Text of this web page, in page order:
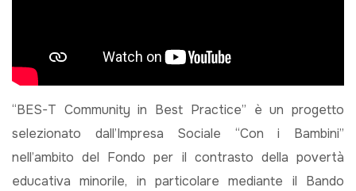
“BES-T Community in Best Practice” è un progetto
selezionato dall’Impresa Sociale “Con i Bambini”
nell’ambito del Fondo per il contrasto della povertà
educativa minorile, in particolare mediante il Bando